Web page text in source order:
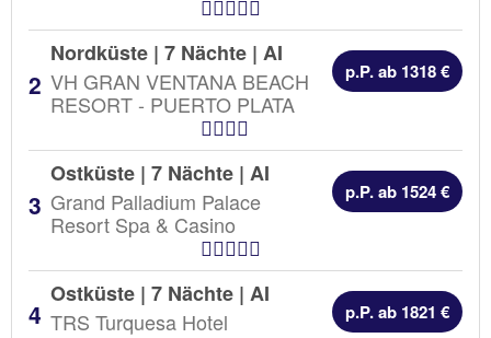
Nordküste | 7 Nächte | AI
VH GRAN VENTANA BEACH
RESORT - PUERTO PLATA
p.P. ab 1318 €
Ostküste | 7 Nächte | AI
Grand Palladium Palace
Resort Spa & Casino
p.P. ab 1524 €
Ostküste | 7 Nächte | AI
TRS Turquesa Hotel
p.P. ab 1821 €